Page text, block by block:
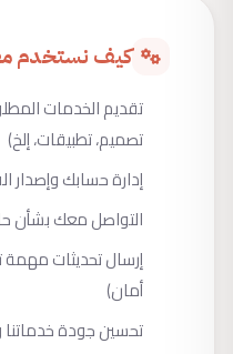
كيف نستخدم
تقديم الخدمات
تصميم، تطبيقات، إلخ)
إدارة حسابك وإصدار
التواصل معك بشأن
إرسال تحديثات مهمة
أمان)
تحسين جودة خدماتنا